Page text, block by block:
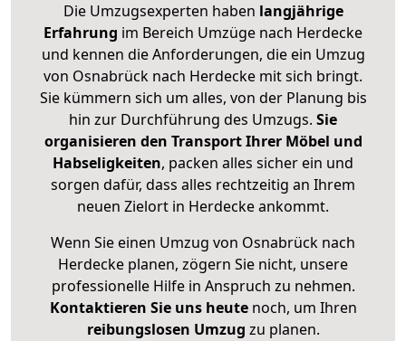
Die Umzugsexperten haben langjährige
Erfahrung im Bereich Umzüge nach Herdecke
und kennen die Anforderungen, die ein Umzug
von Osnabrück nach Herdecke mit sich bringt.
Sie kümmern sich um alles, von der Planung bis
hin zur Durchführung des Umzugs. Sie
organisieren den Transport Ihrer Möbel und
Habseligkeiten, packen alles sicher ein und
sorgen dafür, dass alles rechtzeitig an Ihrem
neuen Zielort in Herdecke ankommt.
Wenn Sie einen Umzug von Osnabrück nach
Herdecke planen, zögern Sie nicht, unsere
professionelle Hilfe in Anspruch zu nehmen.
Kontaktieren Sie uns heutenoch, um Ihren
reibungslosen Umzug zu planen.